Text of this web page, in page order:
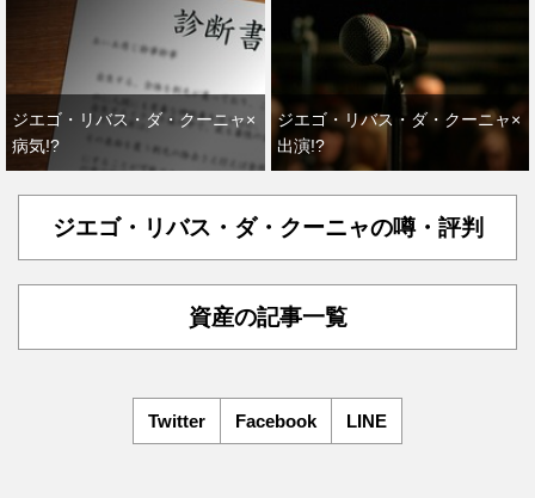
ジエゴ・リバス・ダ・クーニャ×
病気!?
ジエゴ・リバス・ダ・クーニャ×
出演!?
ジエゴ・リバス・ダ・クーニャの噂・評判
資産の記事一覧
Twitter Facebook LINE